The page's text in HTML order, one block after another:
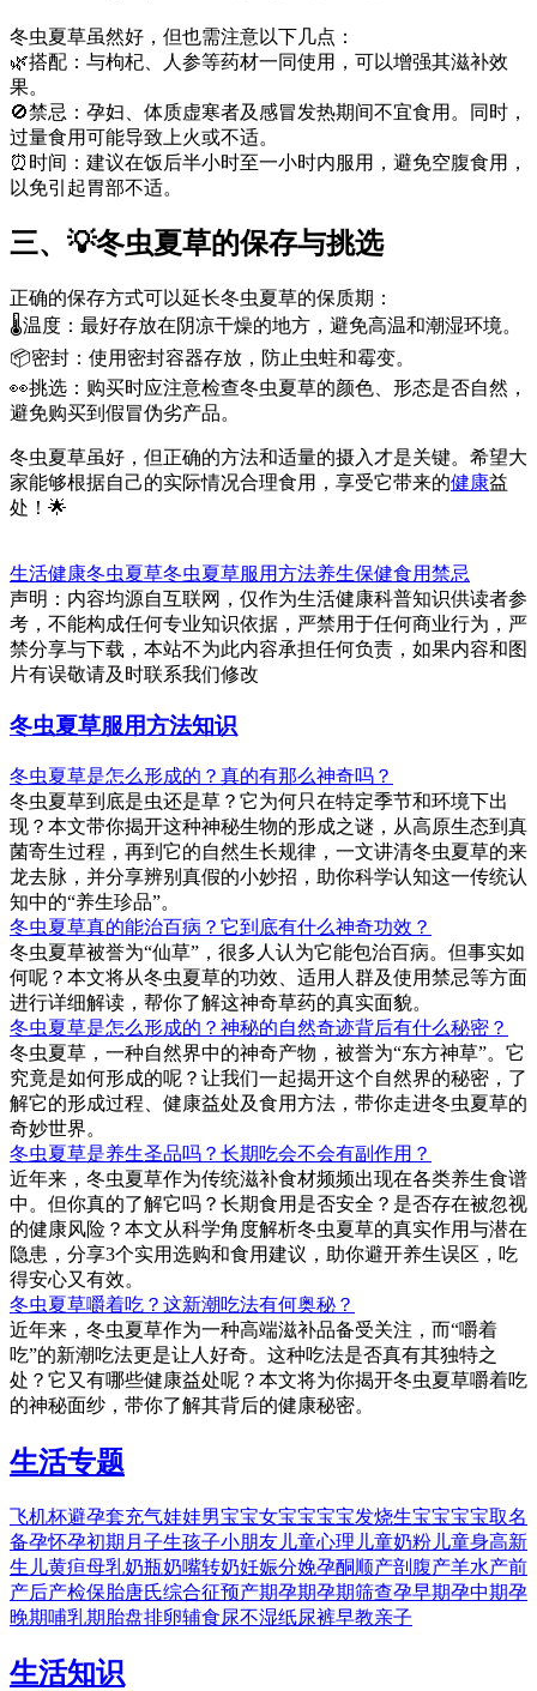
冬虫夏草虽然好，但也需注意以下几点：
🌿搭配：与枸杞、人参等药材一同使用，可以增强其滋补效
果。
🚫禁忌：孕妇、体质虚寒者及感冒发热期间不宜食用。同时，
过量食用可能导致上火或不适。
⏰时间：建议在饭后半小时至一小时内服用，避免空腹食用，
以免引起胃部不适。
三、💡冬虫夏草的保存与挑选
正确的保存方式可以延长冬虫夏草的保质期：
🌡️温度：最好存放在阴凉干燥的地方，避免高温和潮湿环境。
📦密封：使用密封容器存放，防止虫蛀和霉变。
👀挑选：购买时应注意检查冬虫夏草的颜色、形态是否自然，
避免购买到假冒伪劣产品。
冬虫夏草虽好，但正确的方法和适量的摄入才是关键。希望大
家能够根据自己的实际情况合理食用，享受它带来的健康益
处！🌟
生活健康冬虫夏草冬虫夏草服用方法养生保健食用禁忌
声明：内容均源自互联网，仅作为生活健康科普知识供读者参
考，不能构成任何专业知识依据，严禁用于任何商业行为，严
禁分享与下载，本站不为此内容承担任何负责，如果内容和图
片有误敬请及时联系我们修改
冬虫夏草服用方法知识
冬虫夏草是怎么形成的？真的有那么神奇吗？
冬虫夏草到底是虫还是草？它为何只在特定季节和环境下出
现？本文带你揭开这种神秘生物的形成之谜，从高原生态到真
菌寄生过程，再到它的自然生长规律，一文讲清冬虫夏草的来
龙去脉，并分享辨别真假的小妙招，助你科学认知这一传统认
知中的“养生珍品”。
冬虫夏草真的能治百病？它到底有什么神奇功效？
冬虫夏草被誉为“仙草”，很多人认为它能包治百病。但事实如
何呢？本文将从冬虫夏草的功效、适用人群及使用禁忌等方面
进行详细解读，帮你了解这神奇草药的真实面貌。
冬虫夏草是怎么形成的？神秘的自然奇迹背后有什么秘密？
冬虫夏草，一种自然界中的神奇产物，被誉为“东方神草”。它
究竟是如何形成的呢？让我们一起揭开这个自然界的秘密，了
解它的形成过程、健康益处及食用方法，带你走进冬虫夏草的
奇妙世界。
冬虫夏草是养生圣品吗？长期吃会不会有副作用？
近年来，冬虫夏草作为传统滋补食材频频出现在各类养生食谱
中。但你真的了解它吗？长期食用是否安全？是否存在被忽视
的健康风险？本文从科学角度解析冬虫夏草的真实作用与潜在
隐患，分享3个实用选购和食用建议，助你避开养生误区，吃
得安心又有效。
冬虫夏草嚼着吃？这新潮吃法有何奥秘？
近年来，冬虫夏草作为一种高端滋补品备受关注，而“嚼着
吃”的新潮吃法更是让人好奇。这种吃法是否真有其独特之
处？它又有哪些健康益处呢？本文将为你揭开冬虫夏草嚼着吃
的神秘面纱，带你了解其背后的健康秘密。
生活专题
飞机杯避孕套充气娃娃男宝宝女宝宝宝宝发烧生宝宝宝宝取名
备孕怀孕初期 月子生孩子小朋友 儿童心理 儿童奶粉 儿童身高新
生儿黄疸母乳奶瓶奶嘴转奶妊娠分娩孕酮顺产剖腹产羊水产前
产后产检保胎唐氏综合征预产期孕期孕期筛查孕早期孕中期孕
晚期哺乳期 胎盘排卵辅食尿不湿纸尿裤早教亲子
生活知识